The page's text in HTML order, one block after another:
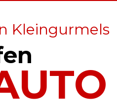
Kleingurmels